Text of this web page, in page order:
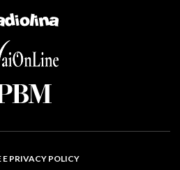
E PRIVACY POLICY